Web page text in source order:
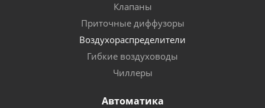
Клапаны
Приточные диффузоры
Воздухораспределители
Гибкие воздуховоды
Чиллеры
Автоматика